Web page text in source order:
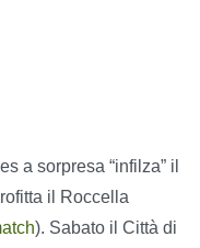
a sorpresa “infilza” il
il Roccella
). Sabato il Città di